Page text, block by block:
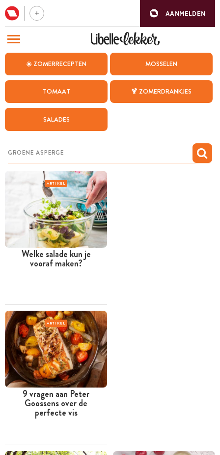
AANMELDEN
☀️ ZOMERRECEPTEN MOSSELEN
TOMAAT 🍹 ZOMERDRANKJES
SALADES
ARTIKEL
Welke salade kun je
vooraf maken?
ARTIKEL
9 vragen aan Peter
Goossens over de
perfecte vis
BEZOEK ONZE ANDERE WEBSITES
WEEKMENU
CHAT MET MAIA
MIJN BEWAARDE RECEPTEN